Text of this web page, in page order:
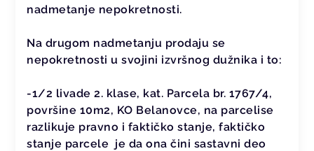
nadmetanje nepokretnosti.
Na drugom nadmetanju prodaju se
nepokretnosti u svojini izvršnog dužnika i to:
-1/2 livade 2. klase, kat. Parcela br. 1767/4,
površine 10m2, KO Belanovce, na parcelise
razlikuje pravno i faktičko stanje, faktičko
stanje parcele je da ona čini sastavni deo